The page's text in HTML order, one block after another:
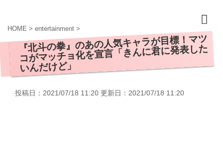
HOME > entertainment >
『北斗の拳』のあの人気キャラが目標！マツ
コがマッチョ化を宣言「きんに君に発表した
いんだけど」
投稿日：2021/07/18 11:20 更新日： 2021/07/18 11:20